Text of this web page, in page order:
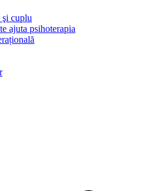
şi cuplu
ajuta psihoterapia